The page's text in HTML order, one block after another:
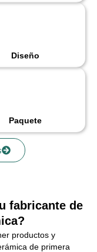
Diseño
Paquete
fabricante de
productos y
de primera